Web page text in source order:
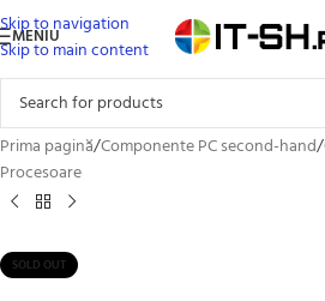
Skip to navigation
Skip to main content
MENIU
Prima pagină/Componente PC second-hand/
Procesoare
SOLD OUT